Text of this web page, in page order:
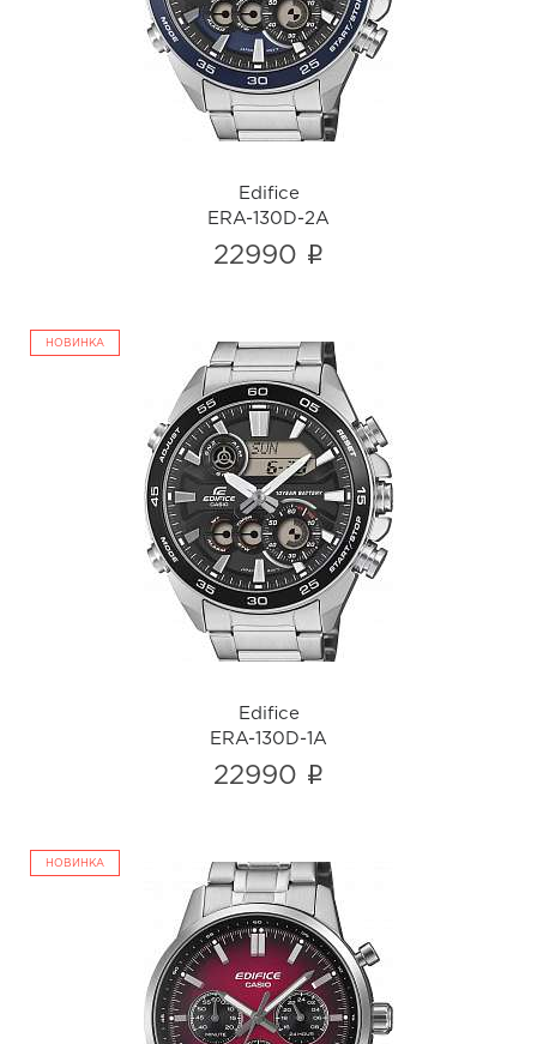
i
Edifice
ERA-130D-2A
22990 i
НОВИНКА
Edifice
ERA-130D-1A
i
Edifice
ERA-130D-1A
22990 i
НОВИНКА
Edifice
EFR-575D-4A